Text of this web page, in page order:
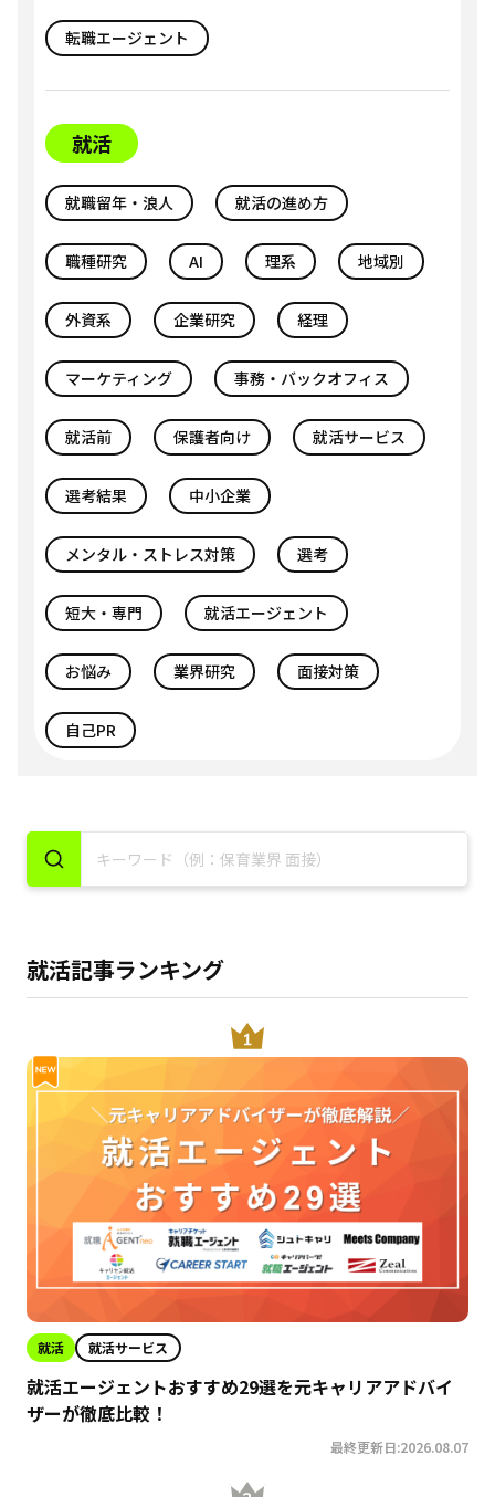
転職エージェント
就活
就職留年・浪人 就活の進め方
職種研究 AI 理系 地域別
外資系 企業研究 経理
マーケティング 事務・バックオフィス
就活前 保護者向け 就活サービス
選考結果 中小企業
メンタル・ストレス対策 選考
短大・専門 就活エージェント
お悩み 業界研究 面接対策
自己PR
就活記事ランキング
就活 就活サービス
就活エージェントおすすめ29選を元キャリアアドバイ
ザーが徹底比較！
最終更新日:2026.08.07